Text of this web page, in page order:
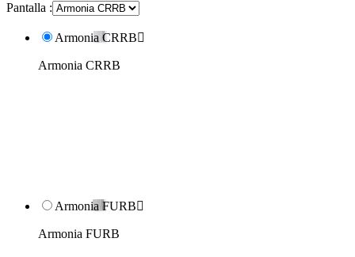
Pantalla :
Armonia CRRB
Armonia CRRB
Armonia FURB
Armonia FURB